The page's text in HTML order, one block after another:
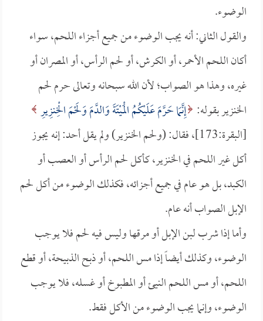
الوضوء.
والقول الثاني: أنه يجب الوضوء من جميع أجزاء اللحم، سواء
أكان اللحم الأحمر، أو الكرش، أو لحم الرأس، أو المصران أو
غيره، وهذا هو الصواب؛ لأن الله سبحانه وتعالى حرم لحم
الخنزير بقوله: إِنَّمَا حَرَّمَ عَلَيْكُمُ الْمَيْتَةَ وَالدَّمَ وَلَحْمَ الْخِنزِيرِ
[البقرة:173]، فقال: (ولحم الخنزير) ولم يقل أحد: إنه يجوز
أكل غير اللحم في الخنزير، كأكل لحم الرأس أو العصب أو
الكبد، بل هو عام في جميع أجزائه، فكذلك الوضوء من أكل لحم
الإبل الصواب أنه عام.
وأما إذا شرب لبن الإبل أو مرقها وليس فيه لحم فلا يوجب
الوضوء، وكذلك أيضاً إذا مس اللحم، أو ذبح الذبيحة، أو قطع
اللحم، أو مس اللحم النيئ أو المطبوخ أو غسله، فلا يوجب
الوضوء، وإنما يجب الوضوء من الأكل فقط.